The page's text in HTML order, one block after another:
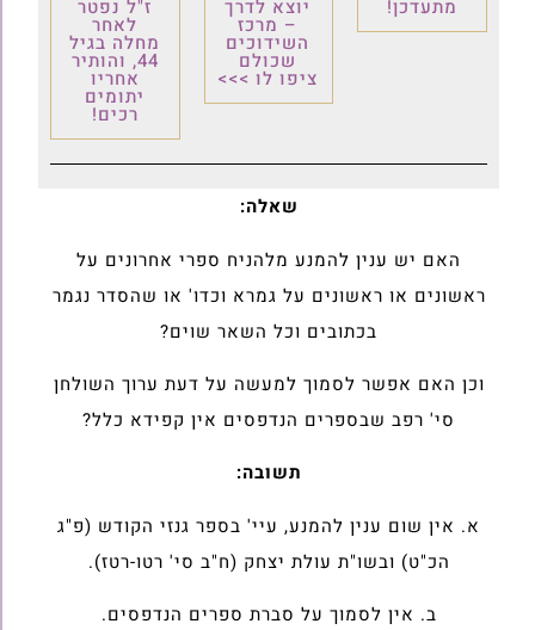
מתעדכן! יוצא לדרך
– מרכז
השידוכים
שכולם
ציפו לו >>>
ז"ל נפטר
לאחר
מחלה בגיל
44, והותיר
אחריו
יתומים
רכים!
שאלה:
האם יש ענין להמנע מלהניח ספרי אחרונים על
ראשונים או ראשונים על גמרא וכדו' או שהסדר נגמר
בכתובים וכל השאר שוים?
וכן האם אפשר לסמוך למעשה על דעת ערוך השולחן
סי' רפב שבספרים הנדפסים אין קפידא כלל?
תשובה:
א. אין שום ענין להמנע, עיי' בספר גנזי הקודש (פ"ג
הכ"ט) ובשו"ת עולת יצחק (ח"ב סי' רטו-רטז).
ב. אין לסמוך על סברת ספרים הנדפסים.